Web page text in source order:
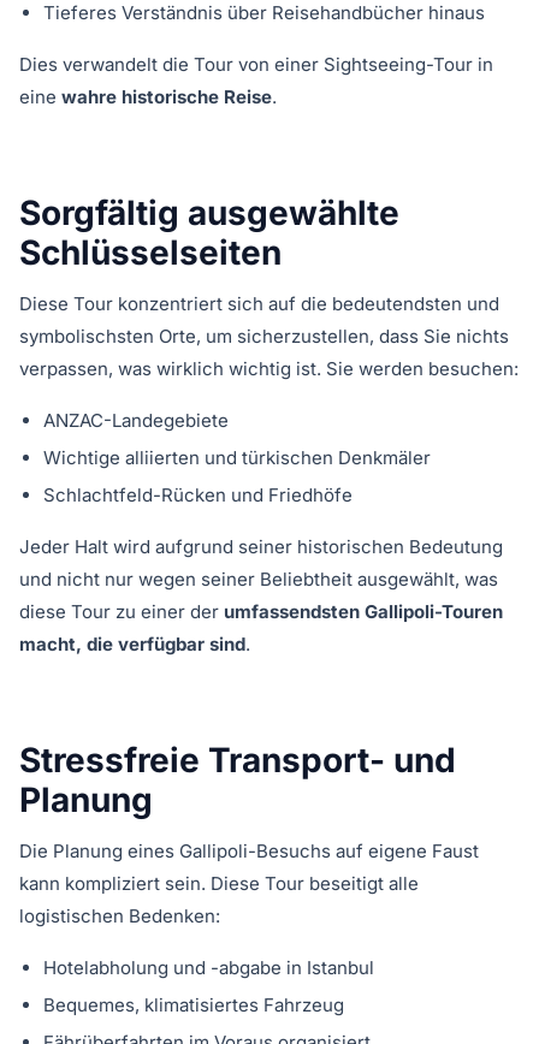
Tieferes Verständnis über Reisehandbücher hinaus
Dies verwandelt die Tour von einer Sightseeing-Tour in
eine wahre historische Reise.
Sorgfältig ausgewählte
Schlüsselseiten
Diese Tour konzentriert sich auf die bedeutendsten und
symbolischsten Orte, um sicherzustellen, dass Sie nichts
verpassen, was wirklich wichtig ist. Sie werden besuchen:
ANZAC-Landegebiete
Wichtige alliierten und türkischen Denkmäler
Schlachtfeld-Rücken und Friedhöfe
Jeder Halt wird aufgrund seiner historischen Bedeutung
und nicht nur wegen seiner Beliebtheit ausgewählt, was
diese Tour zu einer der umfassendsten Gallipoli-Touren
macht, die verfügbar sind.
Stressfreie Transport- und
Planung
Die Planung eines Gallipoli-Besuchs auf eigene Faust
kann kompliziert sein. Diese Tour beseitigt alle
logistischen Bedenken:
Hotelabholung und -abgabe in Istanbul
Bequemes, klimatisiertes Fahrzeug